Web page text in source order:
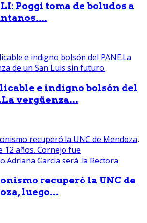
Poggi toma de boludos a
e indigno bolsón del
vergüenza...
recuperó la UNC de
luego...